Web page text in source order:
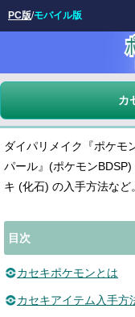
カ
ダイパリメイク『ポケモ
パール』(ポケモン
キ (化石) の入手方法など。
目次
カセキポケモンとは
カセキアイテム入手方
PC版/モバイル版